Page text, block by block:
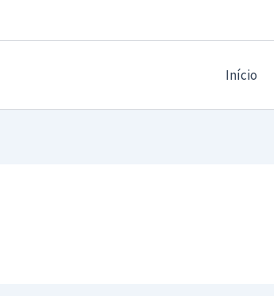
Início